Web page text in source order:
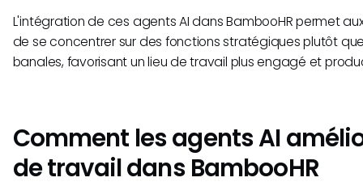
L'intégration de ces agents AI dans BambooHR permet
de se concentrer sur des fonctions stratégiques plutôt
banales, favorisant un lieu de travail plus engagé et
Comment les agents AI
de travail dans BambooHR